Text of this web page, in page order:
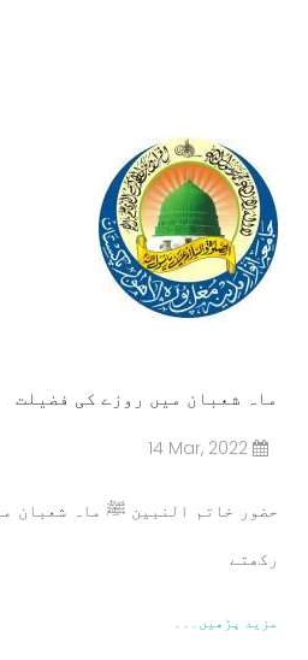
ماہ شعبان میں روزے کی فضیلت
14 Mar, 2022
حضور خاتم النبین ﷺ ماہ شعبان
رکھتے
مزید پڑھیں۔۔۔